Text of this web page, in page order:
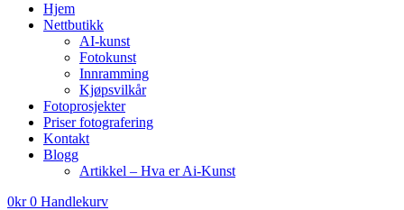
Hjem
Nettbutikk
AI-kunst
Fotokunst
Innramming
Kjøpsvilkår
Fotoprosjekter
Priser fotografering
Kontakt
Blogg
Artikkel – Hva er Ai-Kunst
0kr 0 Handlekurv